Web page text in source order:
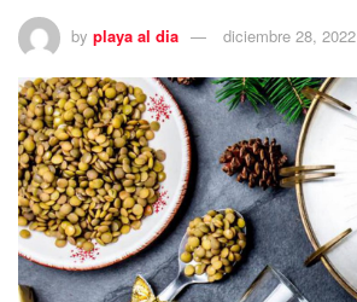
by playa al dia diciembre 28, 2022